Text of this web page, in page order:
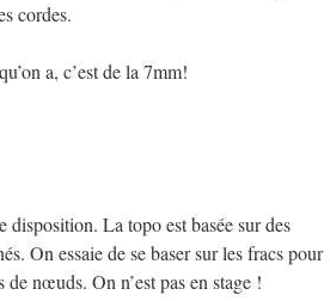
cordes.
a, c’est de la 7mm!
La topo est basée sur des
On essaie de se baser sur les fracs pour
de nœuds. On n’est pas en stage !